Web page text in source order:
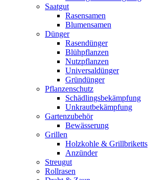
Saatgut
Rasensamen
Blumensamen
Dünger
Rasendünger
Blühpflanzen
Nutzpflanzen
Universaldünger
Gründünger
Pflanzenschutz
Schädlingsbekämpfung
Unkrautbekämpfung
Gartenzubehör
Bewässerung
Grillen
Holzkohle & Grillbriketts
Anzünder
Streugut
Rollrasen